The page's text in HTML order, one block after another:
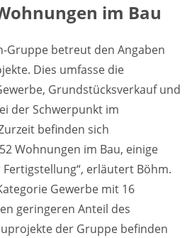
im Bau
Gruppe betreut den Angaben
Dies umfasse die
Grundstücksverkauf und
der Schwerpunkt im
befinden sich
Wohnungen im Bau, einige
erläutert Böhm.
Gewerbe mit 16
geringeren Anteil des
der Gruppe befinden